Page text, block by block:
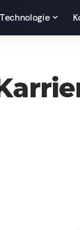
Technologie